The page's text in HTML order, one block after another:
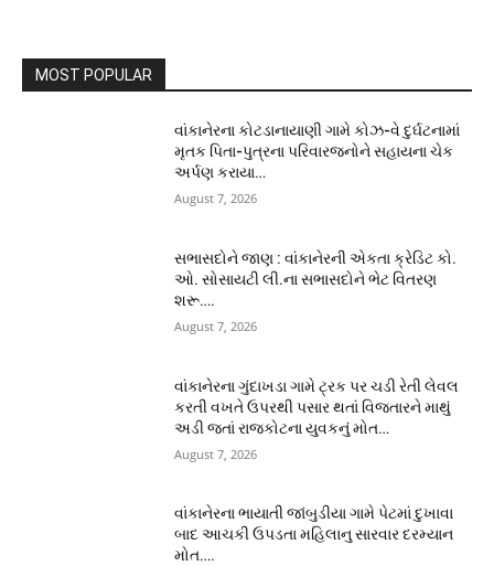
MOST POPULAR
વાંકાનેરના કોટડાનાયાણી ગામે કોઝ-વે દુર્ઘટનામાં
મૃતક પિતા-પુત્રના પરિવારજનોને સહાયના ચેક
અર્પણ કરાયા…
August 7, 2026
સભાસદોને જાણ : વાંકાનેરની એકતા ક્રેડિટ કો.
ઓ. સોસાયટી લી.ના સભાસદોને ભેટ વિતરણ
શરૂ….
August 7, 2026
વાંકાનેરના ગુંદાખડા ગામે ટ્રક પર ચડી રેતી લેવલ
કરતી વખતે ઉપરથી પસાર થતાં વિજતારને માથું
અડી જતાં રાજકોટના યુવકનું મોત…
August 7, 2026
વાંકાનેરના ભાયાતી જાંબુડીયા ગામે પેટમાં દુખાવા
બાદ આચકી ઉપડતા મહિલાનુ સારવાર દરમ્યાન
મોત….